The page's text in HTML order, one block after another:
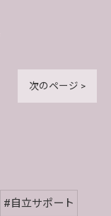
次のページ >
#自立サポート